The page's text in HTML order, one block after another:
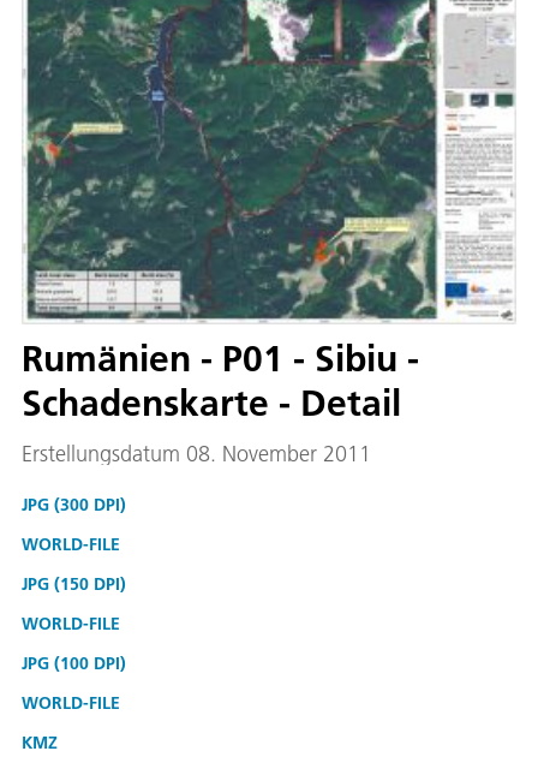
Rumänien - P01 - Sibiu -
Schadenskarte - Detail
Erstellungsdatum 08. November 2011
JPG (300 DPI)
WORLD-FILE
JPG (150 DPI)
WORLD-FILE
JPG (100 DPI)
WORLD-FILE
KMZ